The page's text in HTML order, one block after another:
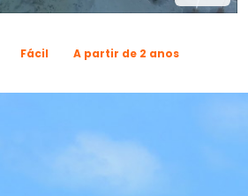
Fácil A partir de 2 anos